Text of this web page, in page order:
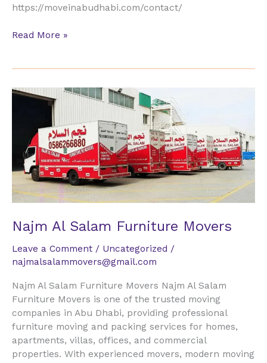
https://moveinabudhabi.com/contact/
Read More »
Najm Al Salam Furniture Movers
Leave a Comment / Uncategorized /
najmalsalammovers@gmail.com
Najm Al Salam Furniture Movers Najm Al Salam
Furniture Movers is one of the trusted moving
companies in Abu Dhabi, providing professional
furniture moving and packing services for homes,
apartments, villas, offices, and commercial
properties. With experienced movers, modern moving
Najm
Furniture
Movers